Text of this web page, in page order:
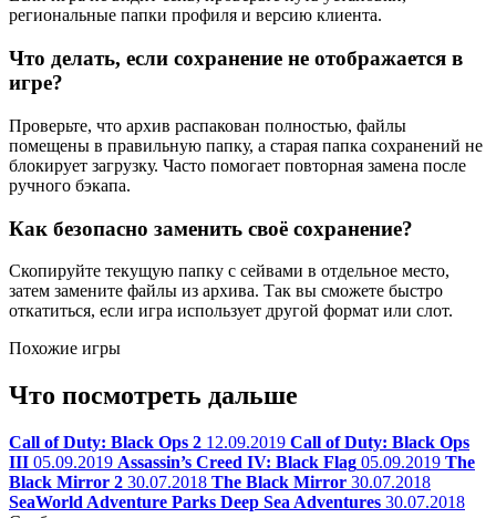
региональные папки профиля и версию клиента.
Что делать, если сохранение не отображается в
игре?
Проверьте, что архив распакован полностью, файлы
помещены в правильную папку, а старая папка сохранений не
блокирует загрузку. Часто помогает повторная замена после
ручного бэкапа.
Как безопасно заменить своё сохранение?
Скопируйте текущую папку с сейвами в отдельное место,
затем замените файлы из архива. Так вы сможете быстро
откатиться, если игра использует другой формат или слот.
Похожие игры
Что посмотреть дальше
Call of Duty: Black Ops 2 12.09.2019 Call of Duty: Black Ops
III 05.09.2019 Assassin’s Creed IV: Black Flag 05.09.2019 The
Black Mirror 2 30.07.2018 The Black Mirror 30.07.2018
SeaWorld Adventure Parks Deep Sea Adventures 30.07.2018